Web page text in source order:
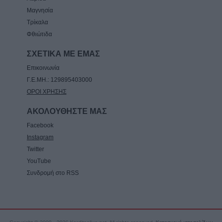
Γ. Καραβίδας: "Ο Αύγουστος, τα πανηγύρια
και οι «χορηγίες» με θέμα τα κοινά μας
8 Αυγούστου 2026, 08:17
Μαγνησία
Τρίκαλα
Φθιώτιδα
ΣΧΕΤΙΚΑ ΜΕ ΕΜΑΣ
Επικοινωνία
Γ.Ε.ΜΗ.: 129895403000
ΟΡΟΙ ΧΡΗΣΗΣ
ΑΚΟΛΟΥΘΗΣΤΕ ΜΑΣ
Facebook
Instagram
Twitter
YouTube
Συνδρομή στο RSS